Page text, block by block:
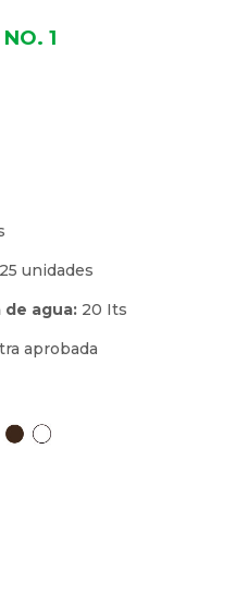
1
unidades
de agua:20 Its
aprobada